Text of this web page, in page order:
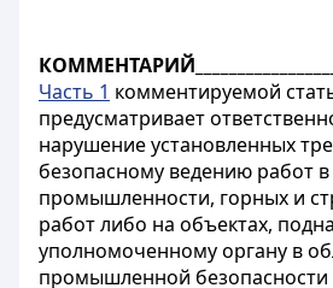
Часть 1 комментируемой
предусматривает
нарушение установленных
безопасному ведению работ в
промышленности, горных и
работ либо на объектах,
уполномоченному органу в
промышленной безопасности